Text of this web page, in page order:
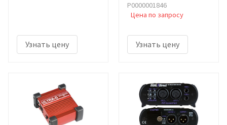
Узнать цену
Р0000001846
Цена по запросу
Узнать цену